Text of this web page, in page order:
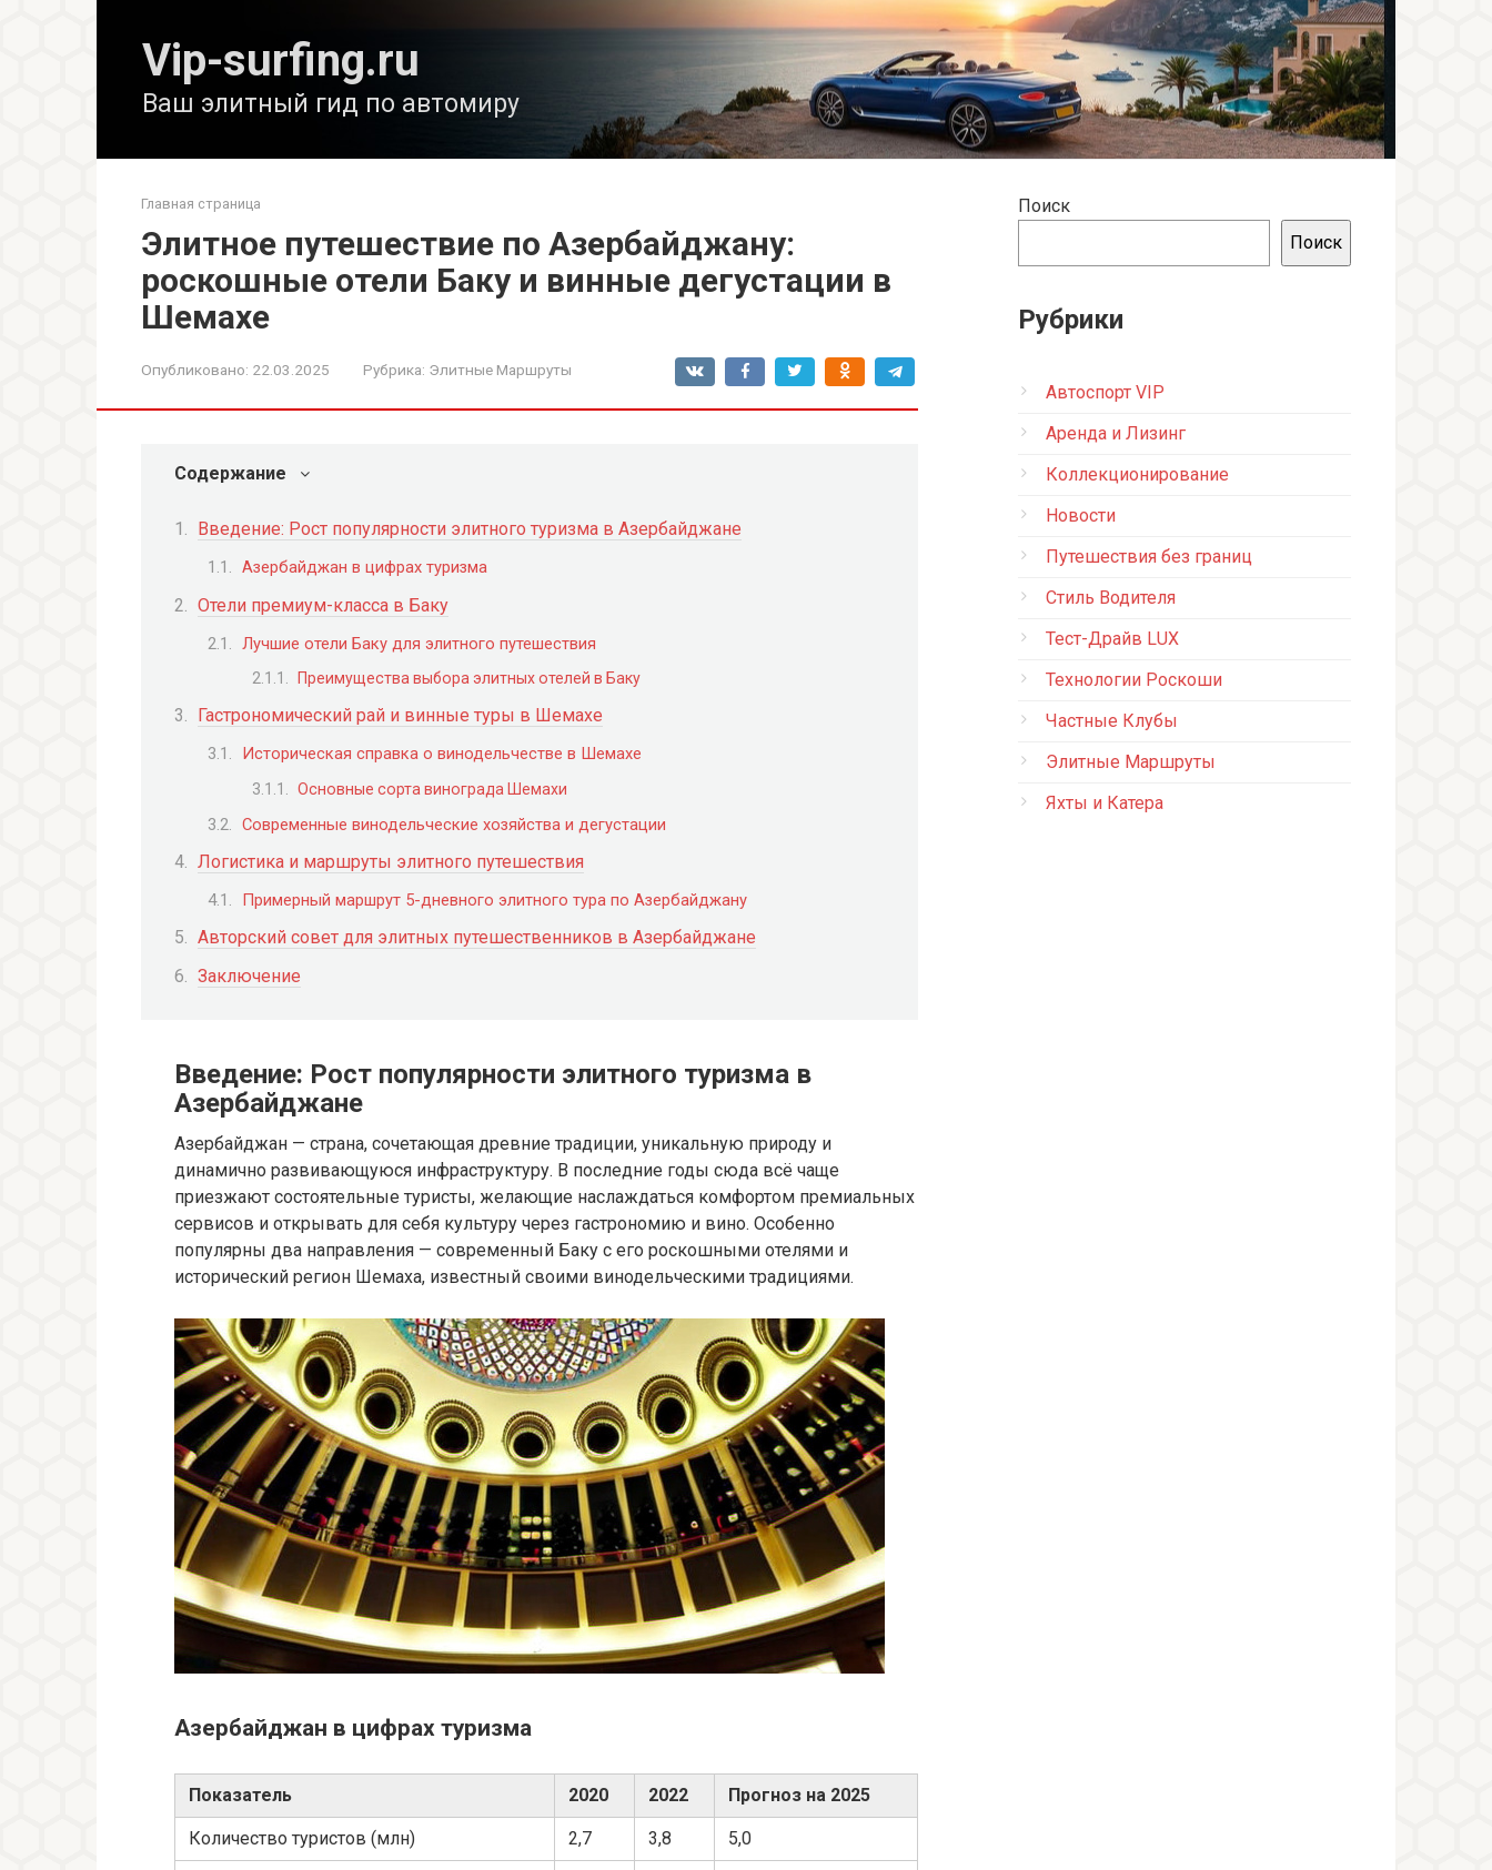
Vip-surfing.ru
Ваш элитный гид по автомиру
Главная страница
Элитное путешествие по Азербайджану:
роскошные отели Баку и винные дегустации в
Шемахе
Опубликовано: 22.03.2025 Рубрика: Элитные Маршруты
Содержание
Введение: Рост популярности элитного туризма в Азербайджане
Азербайджан в цифрах туризма
Отели премиум-класса в Баку
Лучшие отели Баку для элитного путешествия
Преимущества выбора элитных отелей в Баку
Гастрономический рай и винные туры в Шемахе
Историческая справка о винодельчестве в Шемахе
Основные сорта винограда Шемахи
Современные винодельческие хозяйства и дегустации
Логистика и маршруты элитного путешествия
Примерный маршрут 5-дневного элитного тура по Азербайджану
Авторский совет для элитных путешественников в Азербайджане
Заключение
Введение: Рост популярности элитного туризма в
Азербайджане
Азербайджан — страна, сочетающая древние традиции, уникальную природу и
динамично развивающуюся инфраструктуру. В последние годы сюда всё чаще
приезжают состоятельные туристы, желающие наслаждаться комфортом премиальных
сервисов и открывать для себя культуру через гастрономию и вино. Особенно
популярны два направления — современный Баку с его роскошными отелями и
исторический регион Шемаха, известный своими винодельческими традициями.
Азербайджан в цифрах туризма
Показатель 2020 2022 Прогноз на 2025
Количество туристов (млн) 2,7 3,8 5,0
Поиск
Поиск
Рубрики
Автоспорт VIP
Аренда и Лизинг
Коллекционирование
Новости
Путешествия без границ
Стиль Водителя
Тест-Драйв LUX
Технологии Роскоши
Частные Клубы
Элитные Маршруты
Яхты и Катера